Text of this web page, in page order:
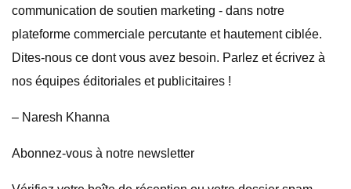
communication de soutien marketing - dans notre
plateforme commerciale percutante et hautement ciblée.
Dites-nous ce dont vous avez besoin. Parlez et écrivez à
nos équipes éditoriales et publicitaires !
– Naresh Khanna
Abonnez-vous à notre newsletter